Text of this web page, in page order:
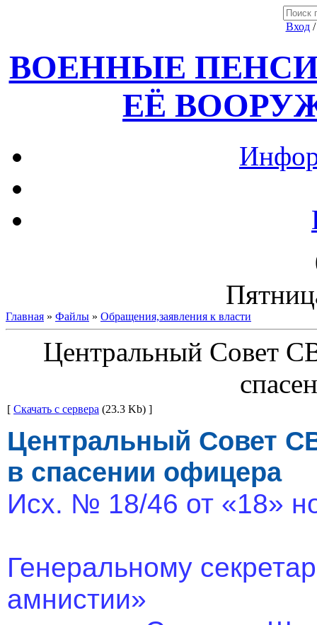
Вход
ВОЕННЫЕ
ЕЁ
Главная » Файлы » Обращения,заявления к власти
Центральный Совет
[ Скачать с сервера (23.3 Kb) ]
Центральный Совет
в спасении офицера
Исх. № 18/46 от «18»
Генеральному
амнистии»